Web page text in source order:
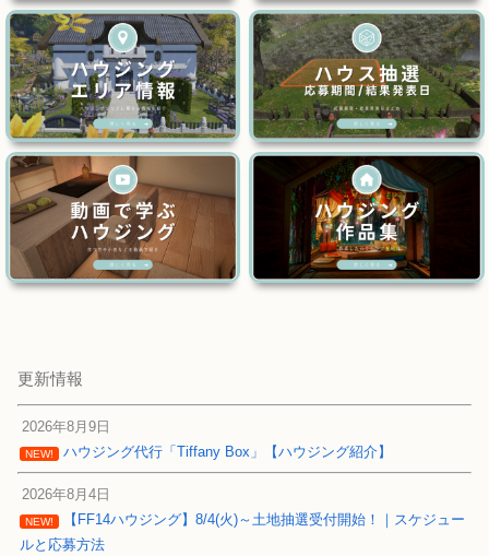
更新情報
2026年8月9日
NEW! ハウジング代行「Tiffany Box」【ハウジング紹介】
2026年8月4日
NEW!
【FF14ハウジング】8/4(火)～土地抽選受付開始！｜スケジュー
ルと応募方法